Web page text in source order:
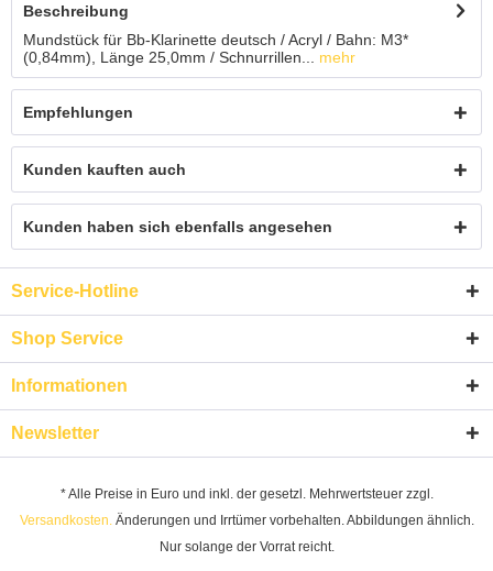
Beschreibung
Mundstück für Bb-Klarinette deutsch / Acryl / Bahn: M3*
(0,84mm), Länge 25,0mm / Schnurrillen...
mehr
Empfehlungen
Kunden kauften auch
Kunden haben sich ebenfalls angesehen
Service-Hotline
Shop Service
Informationen
Newsletter
* Alle Preise in Euro und inkl. der gesetzl. Mehrwertsteuer zzgl.
Versandkosten.Änderungen und Irrtümer vorbehalten. Abbildungen ähnlich.
Nur solange der Vorrat reicht.